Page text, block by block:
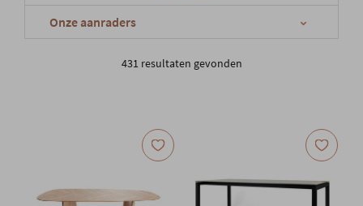
431 resultaten gevonden